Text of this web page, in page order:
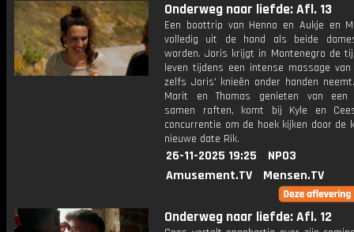
Onderweg naar liefde: Afl. 13
Een boottrip van Henno en Aukje en
volledig uit de hand als beide
worden. Joris krijgt in Montenegro de
leven tijdens een intense massage van
zelfs Joris' knieën onder handen
Marit en Thomas genieten van een
samen raften, komt bij Kyle en
concurrentie om de hoek kijken door de
nieuwe date Rik.
26-11-2025 19:25
NPO3
Amusement.TV
Mensen.TV
Onderweg naar liefde: Afl. 12